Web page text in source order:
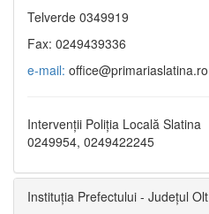
Telverde 0349919
Fax: 0249439336
e-mail: office@primariaslatina.ro
Intervenții Poliția Locală Slatina
0249954, 0249422245
Instituția Prefectului - Județul Olt